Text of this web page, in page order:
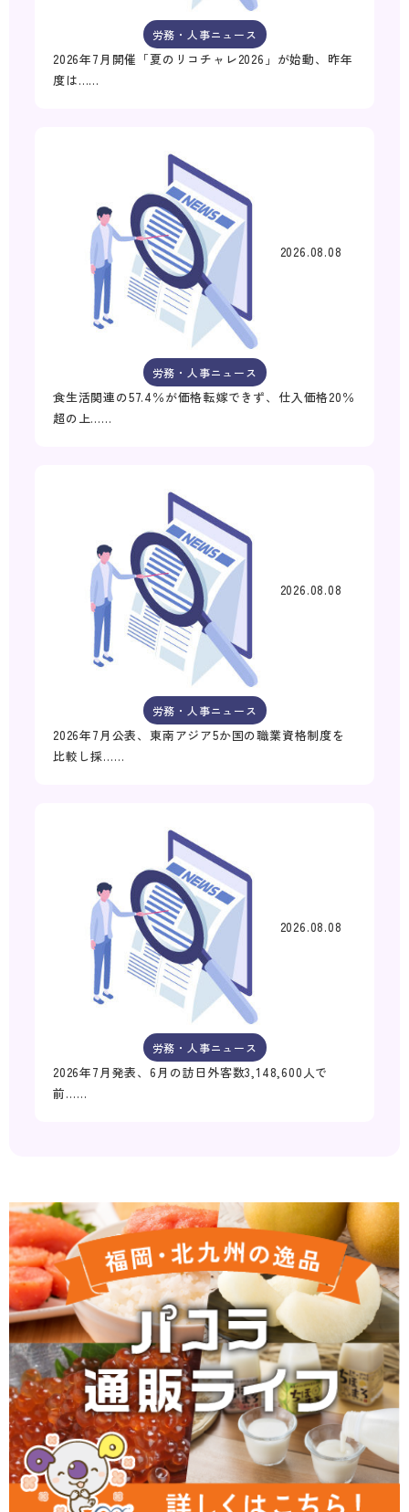
労務・人事ニュース
2026年7月開催「夏のリコチャレ2026」が始動、昨年
度は……
2026.08.08
労務・人事ニュース
食生活関連の57.4％が価格転嫁できず、仕入価格20％
超の上……
2026.08.08
労務・人事ニュース
2026年7月公表、東南アジア5か国の職業資格制度を
比較し採……
2026.08.08
労務・人事ニュース
2026年7月発表、6月の訪日外客数3,148,600人で
前……